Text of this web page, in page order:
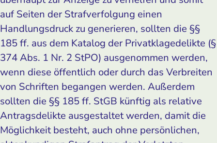
auf Seiten der Strafverfolgung einen
Handlungsdruck zu generieren, sollten die §§
185 ff. aus dem Katalog der Privatklagedelikte (§
374 Abs. 1 Nr. 2 StPO) ausgenommen werden,
wenn diese öffentlich oder durch das Verbreiten
von Schriften begangen werden. Außerdem
sollten die §§ 185 ff. StGB künftig als relative
Antragsdelikte ausgestaltet werden, damit die
Möglichkeit besteht, auch ohne persönlichen,